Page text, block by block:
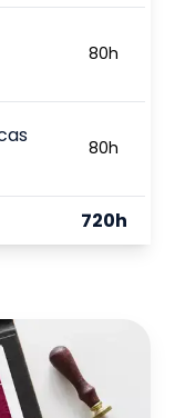
80h
80h
720h